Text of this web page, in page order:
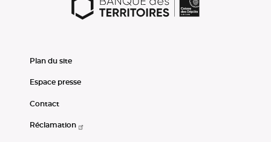
Plan du site
Espace presse
Contact
Réclamation